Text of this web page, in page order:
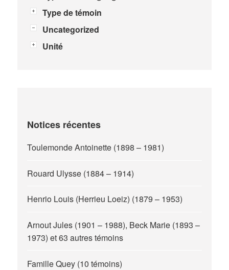
Type de témoin
Uncategorized
Unité
Notices récentes
Toulemonde Antoinette (1898 – 1981)
Rouard Ulysse (1884 – 1914)
Henrio Louis (Herrieu Loeiz) (1879 – 1953)
Arnout Jules (1901 – 1988), Beck Marie (1893 –
1973) et 63 autres témoins
Famille Quey (10 témoins)